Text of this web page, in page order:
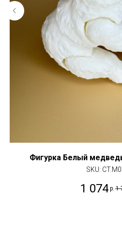
Фигурка Белый
SKU:
1 074 р. 1